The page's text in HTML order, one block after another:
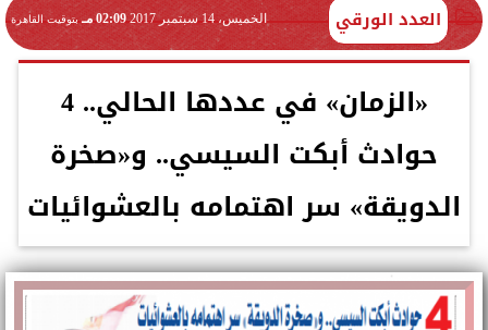
العدد الورقي الخميس، 14 سبتمبر 2017 02:09 مـ بتوقيت القاهرة
«الزمان» في عددها الحالي.. 4
حوادث أبكت السيسي.. و«صخرة
الدويقة» سر اهتمامه بالعشوائيات